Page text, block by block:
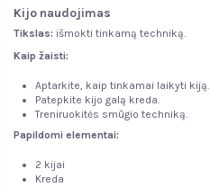
Kijo naudojimas
Tikslas: išmokti tinkamą techniką.
Kaip žaisti:
Aptarkite, kaip tinkamai laikyti kiją.
Patepkite kijo galą kreda.
Treniruokitės smūgio techniką.
Papildomi elementai:
2 kijai
Kreda